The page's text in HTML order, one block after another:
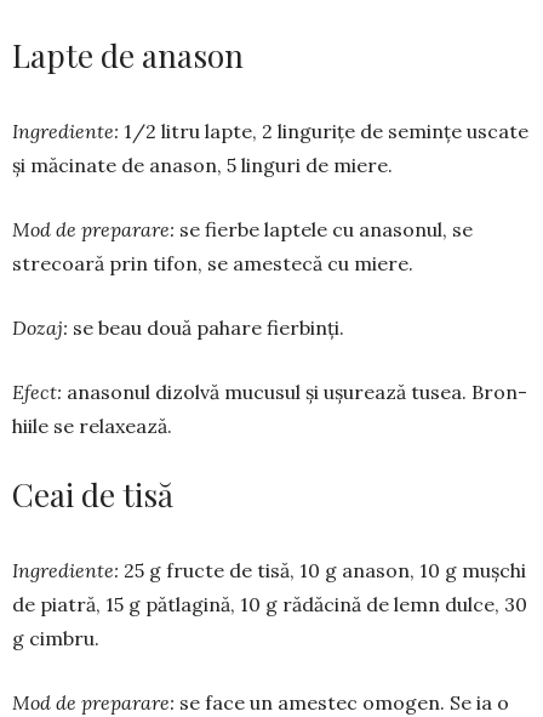
Lapte de anason
Ingrediente: 1/2 litru lapte, 2 lin­gurițe de se­min­țe uscate
și măcinate de anason, 5 linguri de miere.
Mod de preparare: se fierbe lap­tele cu anaso­nul, se
strecoară prin ti­fon, se amestecă cu mie­re.
Dozaj: se beau două pahare fier­binți.
Efect: anasonul dizol­vă mucu­sul și ușurează tusea. Bron­
hiile se rela­xează.
Ceai de tisă
Ingrediente: 25 g fructe de tisă, 10 g anason, 10 g mușchi
de piatră, 15 g pătlagină, 10 g rădăcină de lemn dulce, 30
g cimbru.
Mod de preparare: se face un amestec omogen. Se ia o